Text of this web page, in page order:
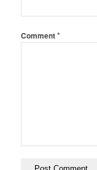
Comment*